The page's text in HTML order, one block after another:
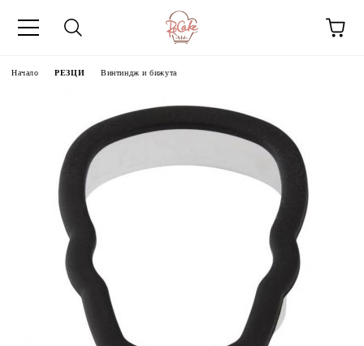
Начало РЕЗЦИ Винтиндж и бижута